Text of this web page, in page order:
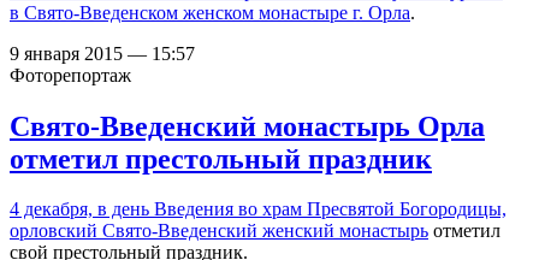
в Свято-Введенском женском монастыре г. Орла.
9 января 2015 — 15:57
Фоторепортаж
Свято-Введенский монастырь Орла
отметил престольный праздник
4 декабря, в день Введения во храм Пресвятой Богородицы,
орловский Свято-Введенский женский монастырь отметил
свой престольный праздник.